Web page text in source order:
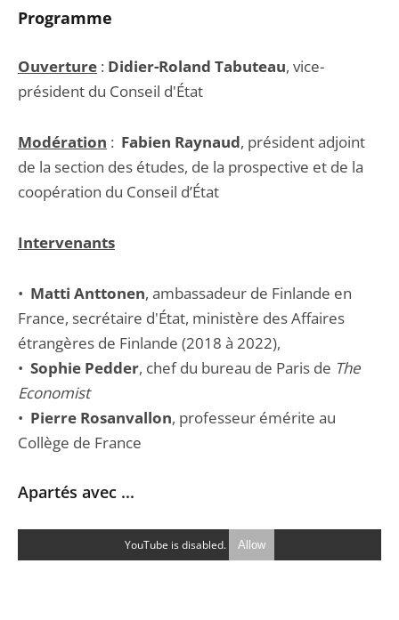
Programme
Ouverture : Didier-Roland Tabuteau, vice-
président du Conseil d'État
Modération : Fabien Raynaud, président adjoint
de la section des études, de la prospective et de la
coopération du Conseil d’État
Intervenants
• Matti Anttonen, ambassadeur de Finlande en
France, secrétaire d'État, ministère des Affaires
étrangères de Finlande (2018 à 2022),
• Sophie Pedder, chef du bureau de Paris de The
Economist
• Pierre Rosanvallon, professeur émérite au
Collège de France
Apartés avec ...
YouTube is disabled. Allow